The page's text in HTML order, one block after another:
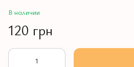
В наличии
120 грн